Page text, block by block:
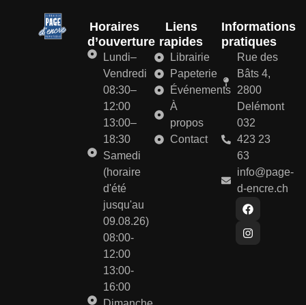
Horaires
d’ouverture
Lundi–
Vendredi
08:30–
12:00
13:00–
18:30
Samedi
(horaire
d'été
jusqu'au
09.08.26)
08:00-
12:00
13:00-
16:00
Liens
rapides
Librairie
Papeterie
Événements
À
propos
Contact
Informations
pratiques
Rue des
Bâts 4,
2800
Delémont
032
423 23
63
info@page-
d-encre.ch